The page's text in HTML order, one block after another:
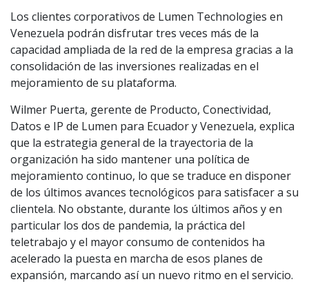
Los clientes corporativos de Lumen Technologies en
Venezuela podrán disfrutar tres veces más de la
capacidad ampliada de la red de la empresa gracias a la
consolidación de las inversiones realizadas en el
mejoramiento de su plataforma.
Wilmer Puerta, gerente de Producto, Conectividad,
Datos e IP de Lumen para Ecuador y Venezuela, explica
que la estrategia general de la trayectoria de la
organización ha sido mantener una política de
mejoramiento continuo, lo que se traduce en disponer
de los últimos avances tecnológicos para satisfacer a su
clientela. No obstante, durante los últimos años y en
particular los dos de pandemia, la práctica del
teletrabajo y el mayor consumo de contenidos ha
acelerado la puesta en marcha de esos planes de
expansión, marcando así un nuevo ritmo en el servicio.